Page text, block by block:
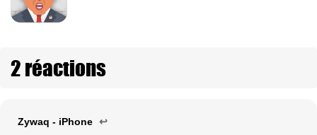
2 réactions
Zywaq - iPhone ↩